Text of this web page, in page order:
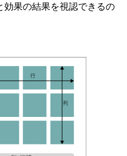
効果の結果を視認できるの